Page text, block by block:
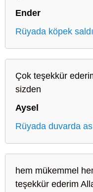
Ender
Rüyada köpek
Çok teşekkür
sizden
Aysel
Rüyada duvarda
hem mükemmel
teşekkür ederim